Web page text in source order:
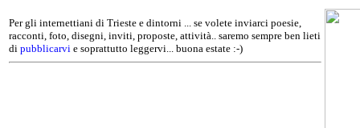
Per gli internettiani di Trieste e dintorni ... se volete inviarci poesie,
racconti, foto, disegni, inviti, proposte, attività.. saremo sempre ben lieti
di pubblicarvi e soprattutto leggervi... buona estate :-)